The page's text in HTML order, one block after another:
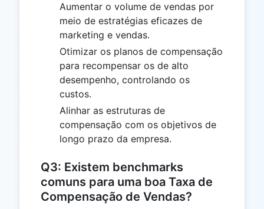
Aumentar o volume de vendas por
meio de estratégias eficazes de
marketing e vendas.
Otimizar os planos de compensação
para recompensar os de alto
desempenho, controlando os
custos.
Alinhar as estruturas de
compensação com os objetivos de
longo prazo da empresa.
Q3: Existem benchmarks
comuns para uma boa Taxa de
Compensação de Vendas?